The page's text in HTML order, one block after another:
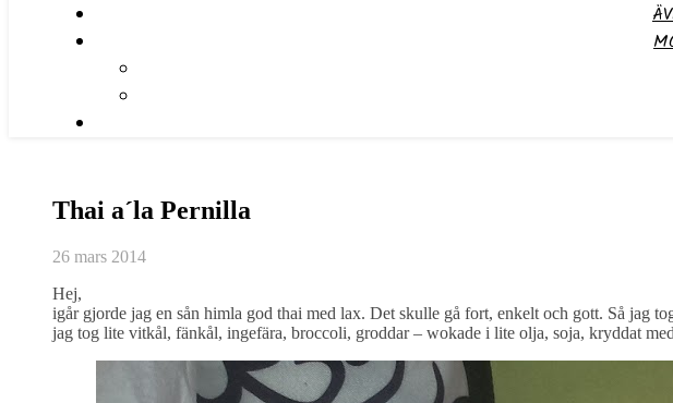
Thai a´la Pernilla
26 mars 2014
Hej,
igår gjorde jag en sån himla god thai med lax. Det skulle gå fort, enkelt och gott. Så jag
jag tog lite vitkål, fänkål, ingefära, broccoli, groddar – wokade i lite olja, soja, kryddat